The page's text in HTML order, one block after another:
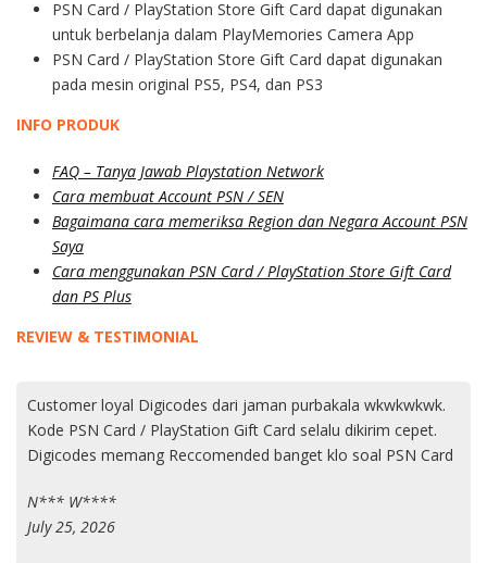
PSN Card / PlayStation Store Gift Card dapat digunakan
untuk berbelanja dalam PlayMemories Camera App
PSN Card / PlayStation Store Gift Card dapat digunakan
pada mesin original PS5, PS4, dan PS3
INFO PRODUK
FAQ – Tanya Jawab Playstation Network
Cara membuat Account PSN / SEN
Bagaimana cara memeriksa Region dan Negara Account PSN
Saya
Cara menggunakan PSN Card / PlayStation Store Gift Card
dan PS Plus
REVIEW & TESTIMONIAL
Customer loyal Digicodes dari jaman purbakala wkwkwkwk.
Kode PSN Card / PlayStation Gift Card selalu dikirim cepet.
Digicodes memang Reccomended banget klo soal PSN Card
N*** W****
July 25, 2026